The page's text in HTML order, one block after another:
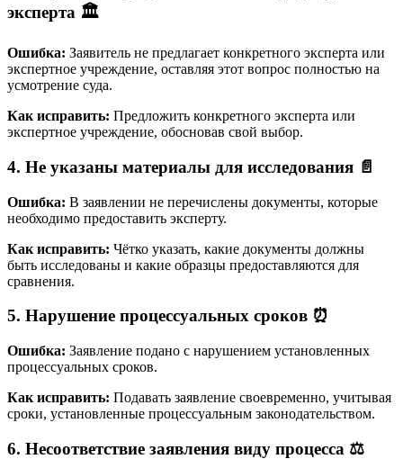
эксперта 🏛️
Ошибка: Заявитель не предлагает конкретного эксперта или
экспертное учреждение, оставляя этот вопрос полностью на
усмотрение суда.
Как исправить: Предложить конкретного эксперта или
экспертное учреждение, обосновав свой выбор.
4. Не указаны материалы для исследования 📄
Ошибка: В заявлении не перечислены документы, которые
необходимо предоставить эксперту.
Как исправить: Чётко указать, какие документы должны
быть исследованы и какие образцы предоставляются для
сравнения.
5. Нарушение процессуальных сроков ⏰
Ошибка: Заявление подано с нарушением установленных
процессуальных сроков.
Как исправить: Подавать заявление своевременно, учитывая
сроки, установленные процессуальным законодательством.
6. Несоответствие заявления виду процесса ⚖️